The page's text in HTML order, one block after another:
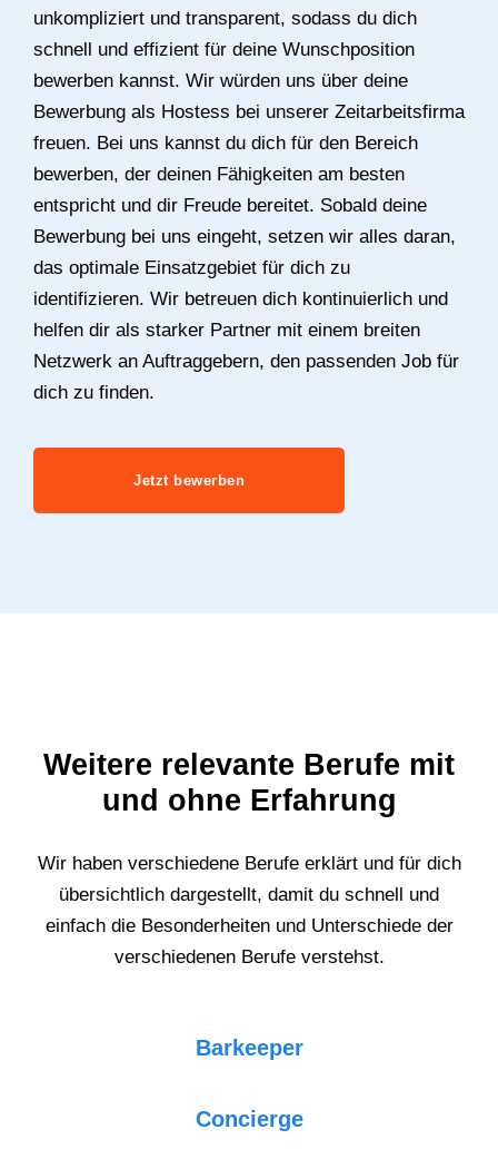
unkompliziert und transparent, sodass du dich
schnell und effizient für deine Wunschposition
bewerben kannst. Wir würden uns über deine
Bewerbung als Hostess bei unserer Zeitarbeitsfirma
freuen. Bei uns kannst du dich für den Bereich
bewerben, der deinen Fähigkeiten am besten
entspricht und dir Freude bereitet. Sobald deine
Bewerbung bei uns eingeht, setzen wir alles daran,
das optimale Einsatzgebiet für dich zu
identifizieren. Wir betreuen dich kontinuierlich und
helfen dir als starker Partner mit einem breiten
Netzwerk an Auftraggebern, den passenden Job für
dich zu finden.
Jetzt bewerben
Weitere relevante Berufe mit
und ohne Erfahrung
Wir haben verschiedene Berufe erklärt und für dich
übersichtlich dargestellt, damit du schnell und
einfach die Besonderheiten und Unterschiede der
verschiedenen Berufe verstehst.
Barkeeper
Concierge